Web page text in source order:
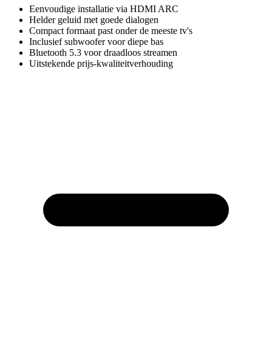
Eenvoudige installatie via HDMI ARC
Helder geluid met goede dialogen
Compact formaat past onder de meeste tv's
Inclusief subwoofer voor diepe bas
Bluetooth 5.3 voor draadloos streamen
Uitstekende prijs-kwaliteitverhouding